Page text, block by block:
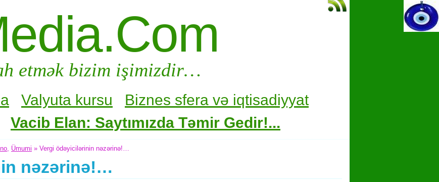
etmək bizim işimizdir…
Valyuta kursu Biznes sfera və iqtisadiyyat
Vacib Elan: Saytımızda Təmir Gedir!...
Ümumi » Vergi ödəyicilərinin nəzərinə!…
nəzərinə!…